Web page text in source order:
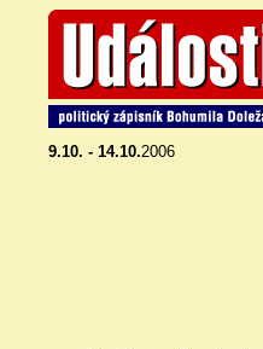
9.10. - 14.10.2006